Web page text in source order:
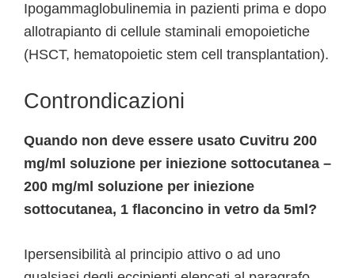
Ipogammaglobulinemia in pazienti prima e dopo
allotrapianto di cellule staminali emopoietiche
(HSCT, hematopoietic stem cell transplantation).
Controndicazioni
Quando non deve essere usato Cuvitru 200
mg/ml soluzione per iniezione sottocutanea –
200 mg/ml soluzione per iniezione
sottocutanea, 1 flaconcino in vetro da 5ml?
Ipersensibilità al principio attivo o ad uno